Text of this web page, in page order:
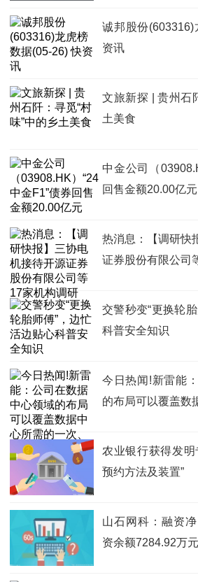
诚邦股份
资讯
文旅新探 | 贵州石
土美食
中金公司（
回售金额20.00亿元
热消息：【调研快
证券股份有限公司
交警秒变“更换轮
科普安全知识
今日热闻!新雷能
的布局可以覆盖数
农业银行获得发明
预约方法及装置”
山石网科：融资
资余额7284.92万元